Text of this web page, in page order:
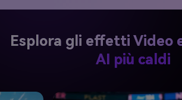
AI più caldi